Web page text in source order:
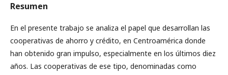
Resumen
En el presente trabajo se analiza el papel que desarrollan las
cooperativas de ahorro y crédito, en Centroamérica donde
han obtenido gran impulso, especialmente en los últimos diez
años. Las cooperativas de ese tipo, denominadas como